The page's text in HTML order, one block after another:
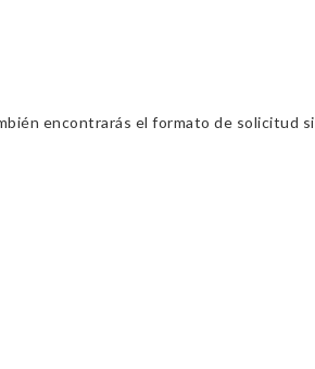
encontrarás el formato de solicitud